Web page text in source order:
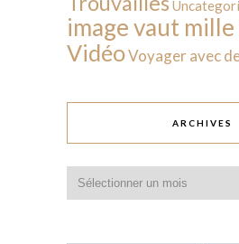
image vaut
VidéoVoyager avec
ARCHIVES